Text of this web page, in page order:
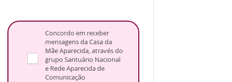
Concordo em receber
mensagens da Casa da
Mãe Aparecida, através do
grupo Santuário Nacional
e Rede Aparecida de
Comunicação